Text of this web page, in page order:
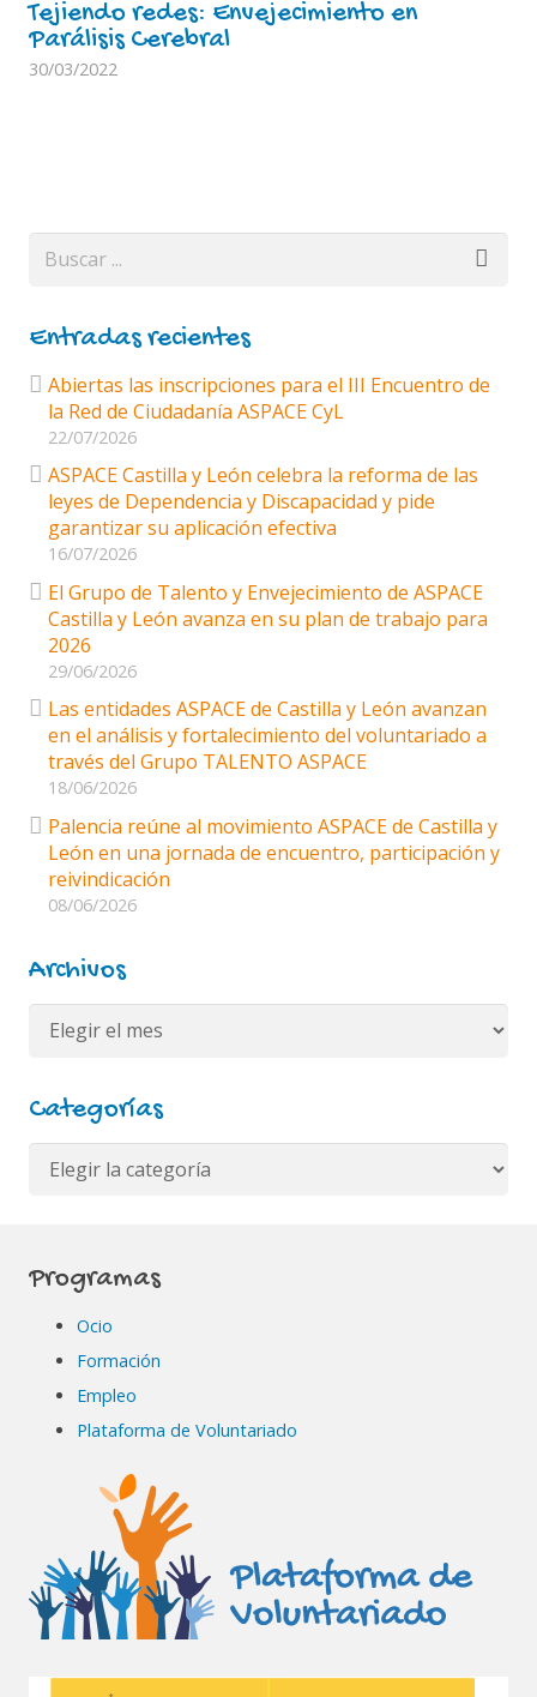
Tejiendo redes: Envejecimiento en
Parálisis Cerebral
30/03/2022
Entradas recientes
Abiertas las inscripciones para el III Encuentro de
la Red de Ciudadanía ASPACE CyL
22/07/2026
ASPACE Castilla y León celebra la reforma de las
leyes de Dependencia y Discapacidad y pide
garantizar su aplicación efectiva
16/07/2026
El Grupo de Talento y Envejecimiento de ASPACE
Castilla y León avanza en su plan de trabajo para
2026
29/06/2026
Las entidades ASPACE de Castilla y León avanzan
en el análisis y fortalecimiento del voluntariado a
través del Grupo TALENTO ASPACE
18/06/2026
Palencia reúne al movimiento ASPACE de Castilla y
León en una jornada de encuentro, participación y
reivindicación
08/06/2026
Archivos
Archivos
Categorías
Categorías
Programas
Ocio
Formación
Empleo
Plataforma de Voluntariado